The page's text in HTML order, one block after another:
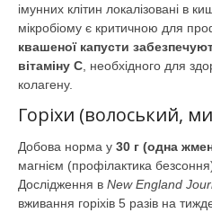
імунних клітин локалізовані в
мікробіому є критичною для
квашеної капусти
вітаміну С , необхідного для
колагену.
Горіхи (волоський,
Добова норма у 30 г (одна
магнієм (профілактика
Дослідження в New England
вживання горіхів 5 разів на